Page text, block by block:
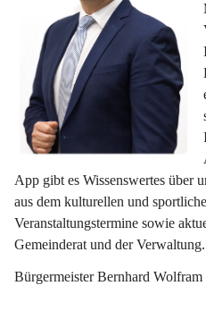
App gibt es Wissenswertes über
aus dem kulturellen und
Veranstaltungstermine sowie
Gemeinderat und der Verwaltung.
Bürgermeister Bernhard Wolfram